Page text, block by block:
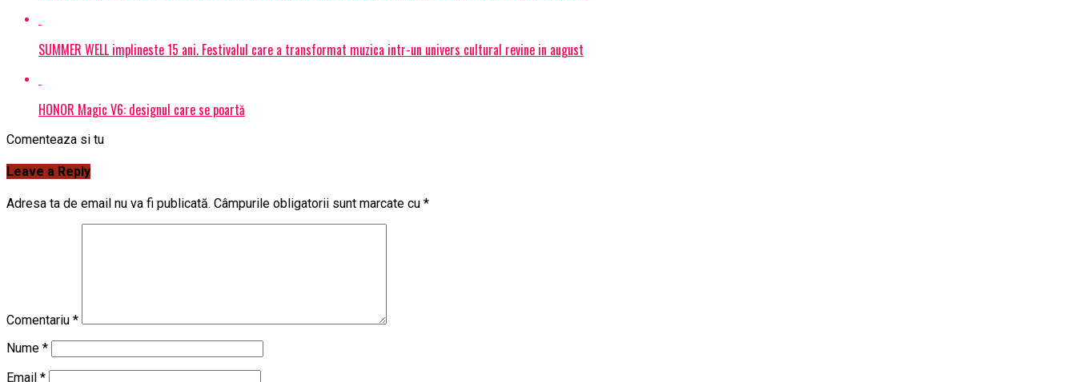
SUMMER WELL implineste 15 ani. Festivalul care a transformat muzica intr-un univers cultural revine in august
HONOR Magic V6: designul care se poartă
Comenteaza si tu
Leave a Reply
Adresa ta de email nu va fi publicată. Câmpurile obligatorii sunt marcate cu *
Comentariu *
Nume *
Email *